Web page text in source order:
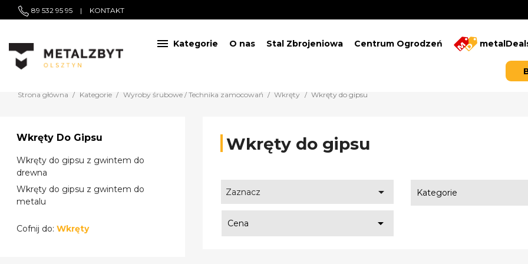
89 532 95 95 | KONTAKT
 Kategorie O nas Stal Zbrojeniowa Centrum Ogrodzeń
Strona główna Kategorie Wyroby śrubowe / Technika zamocowań Wkręty Wkręty do gipsu
Wkręty Do Gipsu
Wkręty do gipsu z gwintem do
drewna
Wkręty do gipsu z gwintem do
metalu
Cofnij do: Wkręty
Wkręty do gipsu
Zaznacz  Kategorie
Cena 